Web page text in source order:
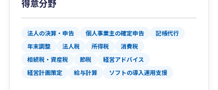
得意分野
法人の決算・申告 個人事業主の確定申告
記帳代行
年末調整
法人税 所得税
消費税
相続税・資産税
節税
経営アドバイス
経営計画策定
給与計算 ソフトの導入運用支援